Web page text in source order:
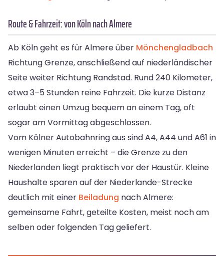
Route & Fahrzeit: von Köln nach Almere
Ab Köln geht es für Almere über Mönchengladbach
Richtung Grenze, anschließend auf niederländischer
Seite weiter Richtung Randstad. Rund 240 Kilometer,
etwa 3–5 Stunden reine Fahrzeit. Die kurze Distanz
erlaubt einen Umzug bequem an einem Tag, oft
sogar am Vormittag abgeschlossen.
Vom Kölner Autobahnring aus sind A4, A44 und A61 in
wenigen Minuten erreicht – die Grenze zu den
Niederlanden liegt praktisch vor der Haustür. Kleine
Haushalte sparen auf der Niederlande-Strecke
deutlich mit einer Beiladung nach Almere:
gemeinsame Fahrt, geteilte Kosten, meist noch am
selben oder folgenden Tag geliefert.